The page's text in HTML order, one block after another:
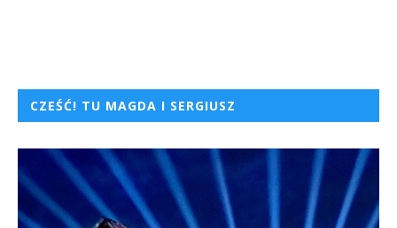
CZEŚĆ! TU MAGDA I SERGIUSZ